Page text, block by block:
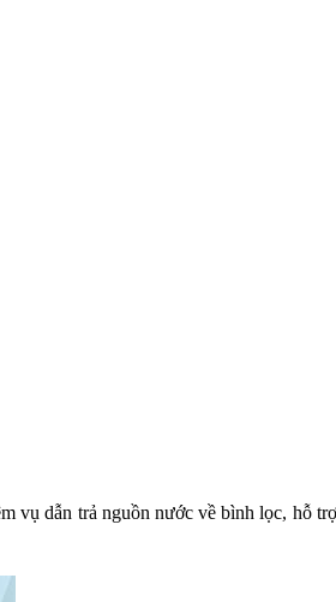
vụ dẫn trả nguồn nước về bình lọc, hỗ